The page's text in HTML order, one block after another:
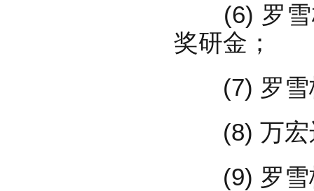
(6) 罗雪
奖研金；
(7) 罗雪梅
(8) 万宏远
(9) 罗雪梅